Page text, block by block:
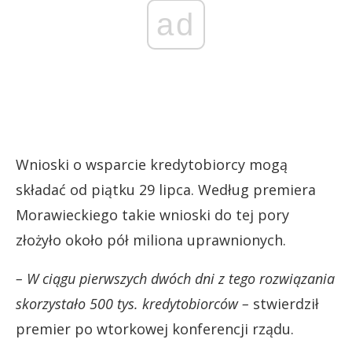
ad
Wnioski o wsparcie kredytobiorcy mogą
składać od piątku 29 lipca. Według premiera
Morawieckiego takie wnioski do tej pory
złożyło około pół miliona uprawnionych.
– W ciągu pierwszych dwóch dni z tego rozwiązania
skorzystało 500 tys. kredytobiorców – stwierdził
premier po wtorkowej konferencji rządu.